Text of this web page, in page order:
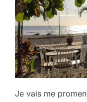
Je vais me